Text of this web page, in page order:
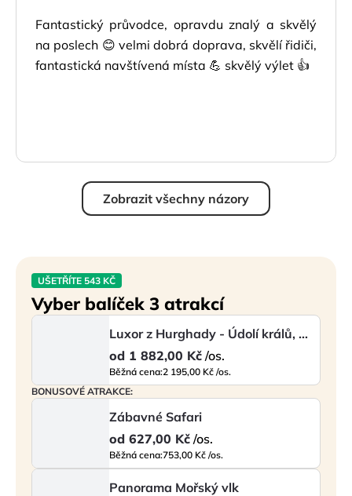
Fantastický průvodce, opravdu znalý a skvělý
na poslech 😊 velmi dobrá doprava, skvělí řidiči,
fantastická navštívená místa 💪 skvělý výlet 👍
Zobrazit všechny názory
UŠETŘÍTE 543 KČ
Vyber balíček 3 atrakcí
Luxor z Hurghady - Údolí králů, chrám Hatšepsut a Karnak
od 1 882,00 Kč /os.
Běžná cena:2 195,00 Kč /os.
BONUSOVÉ ATRAKCE:
Zábavné Safari
od 627,00 Kč /os.
Běžná cena:753,00 Kč /os.
Panorama Mořský vlk